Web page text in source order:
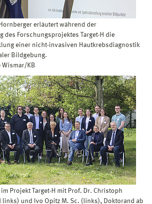
erläutert während der
des Forschungsprojektes Target-H die
einer nicht-invasiven Hautkrebsdiagnostik
Bildgebung.
Wismar/KB
Projekt Target-H mit Prof. Dr. Christoph
links) und Ivo Opitz M. Sc. (links), Doktorand ab